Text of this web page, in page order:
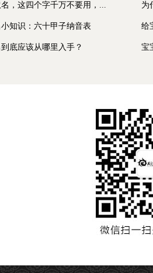
，这四个字千万不要用，... 为
知识：六十甲子纳音表 给
底应该从哪里入手？ 宝